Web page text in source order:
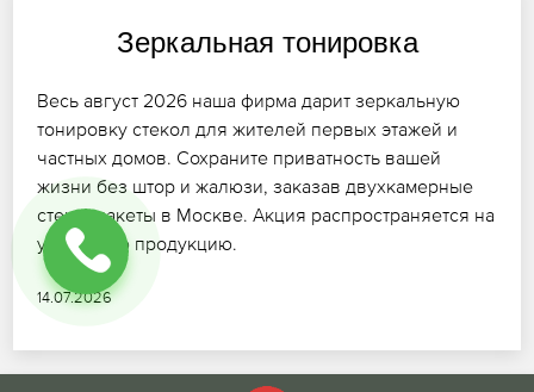
Зеркальная тонировка
Весь август 2026 наша фирма дарит зеркальную
тонировку стекол для жителей первых этажей и
частных домов. Сохраните приватность вашей
жизни без штор и жалюзи, заказав двухкамерные
стеклопакеты в Москве. Акция распространяется на
указанную продукцию.
14.07.2026